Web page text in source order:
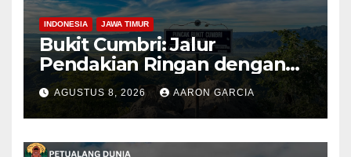
INDONESIA JAWA TIMUR
Bukit Cumbri: Jalur
Pendakian Ringan dengan
Panorama Perbukitan
AGUSTUS 8, 2026 AARON GARCIA